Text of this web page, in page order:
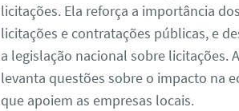
licitações. Ela reforça a importância
licitações e contratações públicas, e
a legislação nacional sobre licitações.
levanta questões sobre o impacto na
que apoiem as empresas locais.